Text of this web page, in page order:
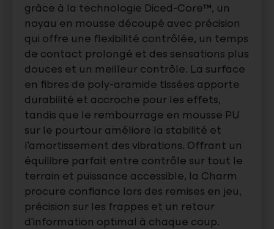
grâce à la technologie Diced-Core™, un
noyau en mousse découpé avec précision
qui offre une flexibilité contrôlée, un temps
de contact prolongé et des sensations plus
douces et un meilleur contrôle. La surface
en fibres de poly-aramide tissées apporte
durabilité et accroche pour les effets,
tandis que le rembourrage en mousse PU
sur le pourtour améliore la stabilité et
l’amortissement des vibrations. Offrant un
équilibre parfait entre contrôle sur tout le
terrain et puissance accessible, la Charm
procure confiance lors des remises en jeu,
précision sur les frappes et un retour
d’information optimal à chaque coup.